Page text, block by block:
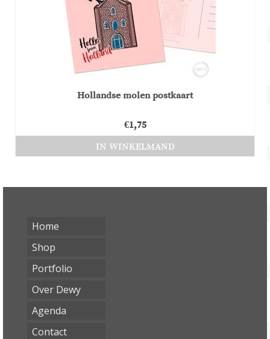
Hollandse molen postkaart
€1,75
IN WINKELMAND
Home
Shop
Portfolio
Over Dewy
Agenda
Contact